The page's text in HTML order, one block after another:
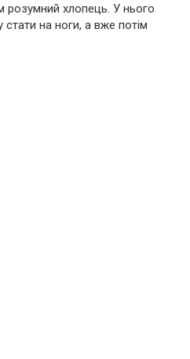
розумний хлопець. У нього
на ноги, а вже потім